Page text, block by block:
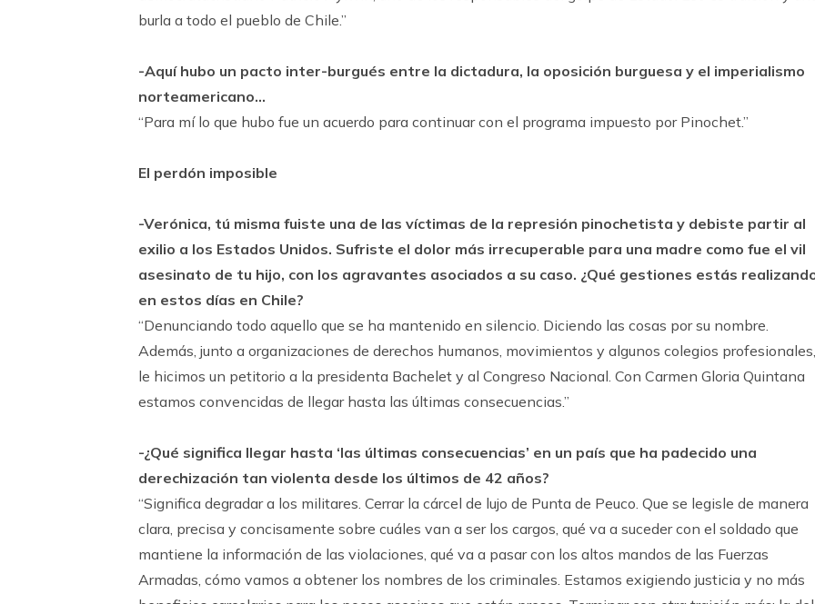
burla a todo el pueblo de Chile.”
-Aquí hubo un pacto inter-burgués entre la dictadura, la oposición burguesa y el imperialismo
norteamericano…
“Para mí lo que hubo fue un acuerdo para continuar con el programa impuesto por Pinochet.”
El perdón imposible
-Verónica, tú misma fuiste una de las víctimas de la represión pinochetista y debiste partir al
exilio a los Estados Unidos. Sufriste el dolor más irrecuperable para una madre como fue el vil
asesinato de tu hijo, con los agravantes asociados a su caso. ¿Qué gestiones estás
en estos días en Chile?
“Denunciando todo aquello que se ha mantenido en silencio. Diciendo las cosas por su nombre.
Además, junto a organizaciones de derechos humanos, movimientos y algunos colegios profesionales,
le hicimos un petitorio a la presidenta Bachelet y al Congreso Nacional. Con Carmen Gloria Quintana
estamos convencidas de llegar hasta las últimas consecuencias.”
-¿Qué significa llegar hasta ‘las últimas consecuencias’ en un país que ha padecido una
derechización tan violenta desde los últimos de 42 años?
“Significa degradar a los militares. Cerrar la cárcel de lujo de Punta de Peuco. Que se legisle de manera
clara, precisa y concisamente sobre cuáles van a ser los cargos, qué va a suceder con el soldado que
mantiene la información de las violaciones, qué va a pasar con los altos mandos de las Fuerzas
Armadas, cómo vamos a obtener los nombres de los criminales. Estamos exigiendo justicia y no más